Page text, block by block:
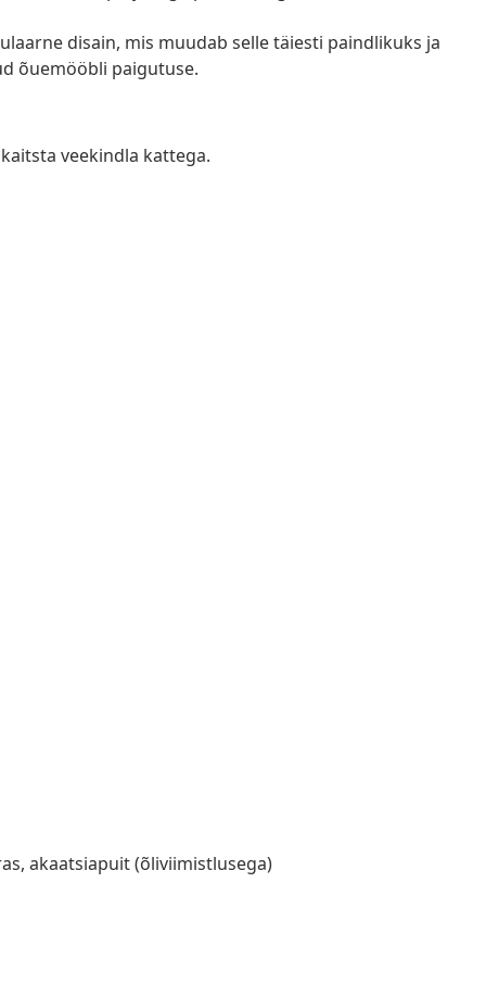
disain, mis muudab selle täiesti paindlikuks ja
õuemööbli paigutuse.
veekindla kattega.
akaatsiapuit (õliviimistlusega)